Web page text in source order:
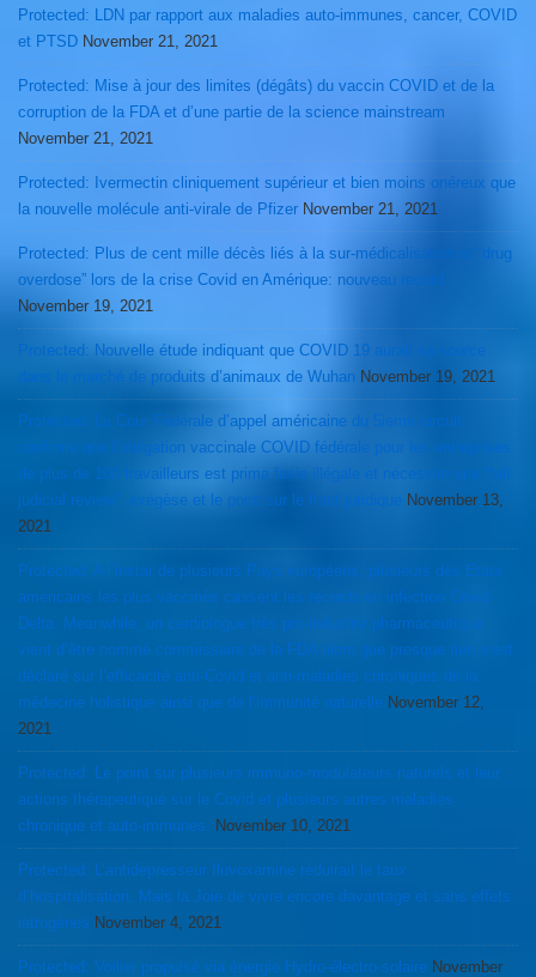
Protected: LDN par rapport aux maladies auto-immunes, cancer, COVID
et PTSD November 21, 2021
Protected: Mise à jour des limites (dégâts) du vaccin COVID et de la
corruption de la FDA et d’une partie de la science mainstream
November 21, 2021
Protected: Ivermectin cliniquement supérieur et bien moins onéreux que
la nouvelle molécule anti-virale de Pfizer November 21, 2021
Protected: Plus de cent mille décès liés à la sur-médicalisation et “drug
overdose” lors de la crise Covid en Amérique: nouveau record
November 19, 2021
Protected: Nouvelle étude indiquant que COVID 19 aurait sa source
dans le marché de produits d’animaux de Wuhan November 19, 2021
Protected: La Cour Fédérale d’appel américaine du 5ieme circuit
confirme que l’obligation vaccinale COVID fédérale pour les entreprises
de plus de 100 travailleurs est prima facie illégale et nécessite une “full
judicial review”: exégèse et le point sur le front juridique
November 13,
2021
Protected: A l’instar de plusieurs Pays européens, plusieurs des Etats
américains les plus vaccinés cassent les records en infection Covid-
Delta. Meanwhile, un cardiologue très pro-industrie pharmaceutique
vient d’être nommé commissaire de la FDA alors que presque rien n’est
déclaré sur l’efficacité anti-Covid et anti-maladies chroniques de la
médecine holistique ainsi que de l’immunité naturelle November 12,
2021
Protected: Le point sur plusieurs immuno-modulateurs naturels et leur
actions thérapeutique sur le Covid et plusieurs autres maladies
chronique et auto-immunes.
November 10, 2021
Protected: L’antidepresseur fluvoxamine réduirait le taux
d’hospitalisation. Mais la Joie de vivre encore davantage et sans effets
iatrogènes November 4, 2021
Protected: Voilier propulsé via énergie Hydro-électro-solaire November